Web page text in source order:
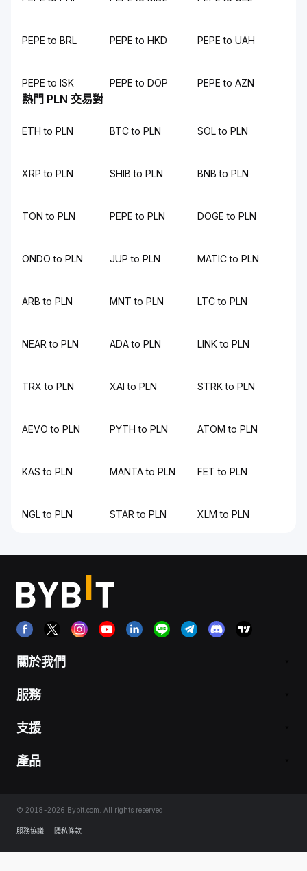
PEPE to BRL PEPE to HKD PEPE to UAH
PEPE to ISK PEPE to DOP PEPE to AZN
熱門 PLN 交易對
ETH to PLN BTC to PLN SOL to PLN
XRP to PLN SHIB to PLN BNB to PLN
TON to PLN PEPE to PLN DOGE to PLN
ONDO to PLN JUP to PLN MATIC to PLN
ARB to PLN MNT to PLN LTC to PLN
NEAR to PLN ADA to PLN LINK to PLN
TRX to PLN XAI to PLN STRK to PLN
AEVO to PLN PYTH to PLN ATOM to PLN
KAS to PLN MANTA to PLN FET to PLN
NGL to PLN STAR to PLN XLM to PLN
關於我們
服務
支援
產品
© 2018-2026 Bybit.com. All rights reserved.
服務協議 隱私條款